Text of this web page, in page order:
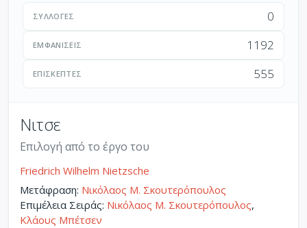
ΣΥΛΛΟΓΈΣ 0
ΕΜΦΑΝΊΣΕΙΣ 1192
ΕΠΙΣΚΈΠΤΕΣ 555
Νιτσε
Επιλογή από το έργο του
Friedrich Wilhelm Nietzsche
Μετάφραση: Νικόλαος Μ. Σκουτερόπουλος
Επιμέλεια Σειράς: Νικόλαος Μ. Σκουτερόπουλος,
Κλάους Μπέτσεν